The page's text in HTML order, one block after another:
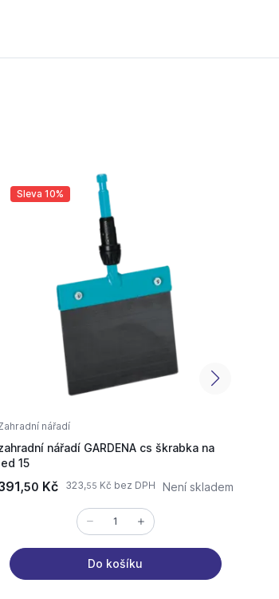
Sleva 10%
nářadí
nářadí GARDENA cs škrabka na
15
50 Kč 323,55 Kč bez DPH Není skladem
Do košíku